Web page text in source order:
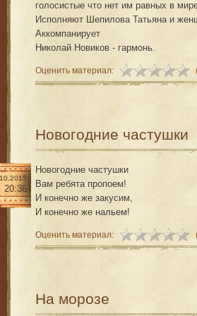
голосистые что нет им равных в
Исполняют Шепилова Татьяна и
Аккомпанирует
Николай Новиков - гармонь.
Оценить материал:
Новогодние частушки
20:36
Новогодние частушки
Вам ребята пропоем!
И конечно же закусим,
И конечно же нальем!
Оценить материал:
На морозе